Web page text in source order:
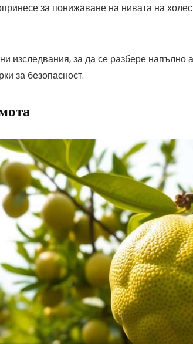
за понижаване на нивата на
изследвания, за да се разбере напълно
за безопасност.